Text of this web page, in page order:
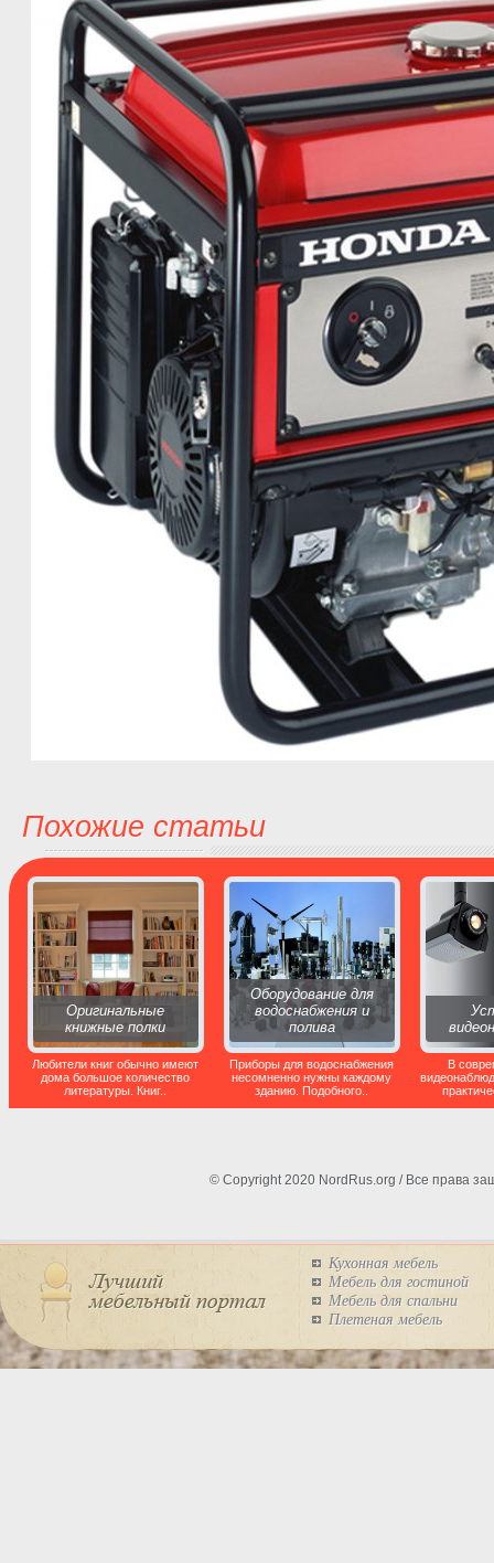
Похожие статьи
Оригинальные
книжные полки
Любители книг обычно имеют
дома большое количество
литературы. Книг..
Оборудование для
водоснабжения и
полива
Приборы для водоснабжения
несомненно нужны каждому
зданию. Подобного..
В
© Copyright 2020 NordRus.org / Все права
Кухонная мебель
Мебель для гостиной
Мебель для спальни
Плетеная мебель